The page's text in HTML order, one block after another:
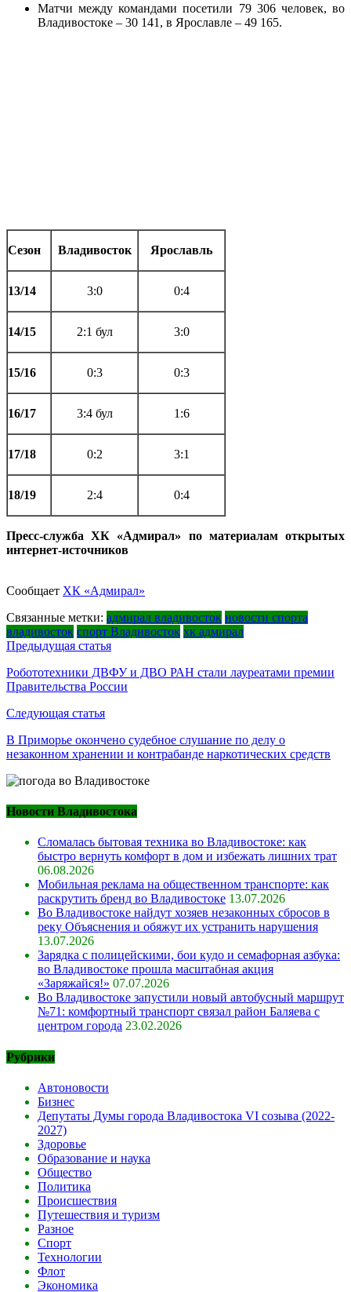
Матчи между командами посетили 79 306 человек, во
Владивостоке – 30 141, в Ярославле – 49 165.
Сезон Владивосток Ярославль
13/14 3:0 0:4
14/15 2:1 бул 3:0
15/16 0:3 0:3
16/17 3:4 бул 1:6
17/18 0:2 3:1
18/19 2:4 0:4
Пресс-служба ХК «Адмирал» по материалам открытых
интернет-источников
Сообщает ХК «Адмирал»
Связанные метки: адмирал владивосток новости спорта
владивосток спорт Владивосток хк адмирал
Навигация
по
записям
Предыдущая статья
Робототехники ДВФУ и ДВО РАН стали лауреатами премии
Правительства России
Следующая статья
В Приморье окончено судебное слушание по делу о
незаконном хранении и контрабанде наркотических средств
Новости Владивостока
Сломалась бытовая техника во Владивостоке: как
быстро вернуть комфорт в дом и избежать лишних трат
06.08.2026
Мобильная реклама на общественном транспорте: как
раскрутить бренд во Владивостоке 13.07.2026
Во Владивостоке найдут хозяев незаконных сбросов в
реку Объяснения и обяжут их устранить нарушения
13.07.2026
Зарядка с полицейскими, бои кудо и семафорная азбука:
во Владивостоке прошла масштабная акция
«Заряжайся!» 07.07.2026
Во Владивостоке запустили новый автобусный маршрут
№71: комфортный транспорт связал район Баляева с
центром города 23.02.2026
Рубрики
Автоновости
Бизнес
Депутаты Думы города Владивостока VI созыва (2022-
2027)
Здоровье
Образование и наука
Общество
Политика
Происшествия
Путешествия и туризм
Разное
Спорт
Технологии
Флот
Экономика